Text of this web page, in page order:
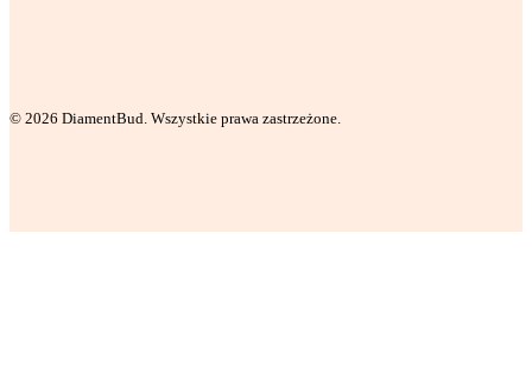
© 2026 DiamentBud. Wszystkie prawa zastrzeżone.